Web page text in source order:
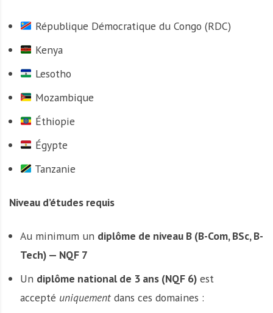
République Démocratique du Congo (RDC)
Kenya
Lesotho
Mozambique
Éthiopie
Égypte
Tanzanie
Niveau d’études requis
Au minimum un diplôme de niveau B (B-Com, BSc, B-
Tech) — NQF 7
Un diplôme national de 3 ans (NQF 6)est
accepté uniquementdans ces domaines :